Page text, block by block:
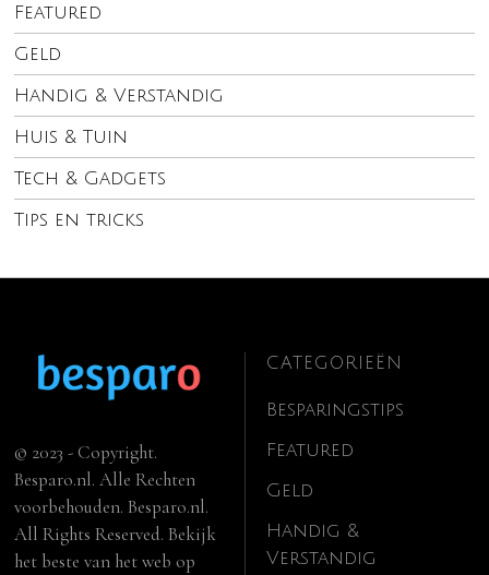
Featured
Geld
Handig & Verstandig
Huis & Tuin
Tech & Gadgets
Tips en tricks
© 2023 - Copyright.
Besparo.nl. Alle Rechten
voorbehouden. Besparo.nl.
All Rights Reserved. Bekijk
het beste van het web op
CATEGORIEËN
Besparingstips
Featured
Geld
Handig &
Verstandig